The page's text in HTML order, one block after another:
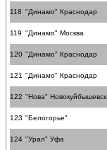
118 "Динамо" Краснодар
119 "Динамо" Москва
120 "Динамо" Краснодар
121 "Динамо" Краснодар
122 "Нова" Новокуйбышевск
123 "Белогорье"
124 "Урал" Уфа